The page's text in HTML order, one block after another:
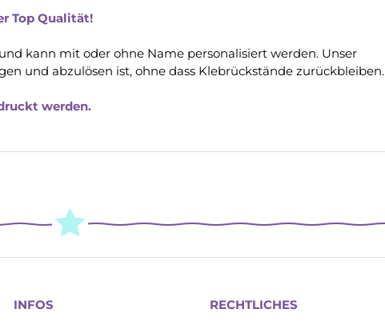
Top Qualität!
kann mit oder ohne Name personalisiert werden. Unser
und abzulösen ist, ohne dass Klebrückstände zurückbleiben.
werden.
INFOS
RECHTLICHES